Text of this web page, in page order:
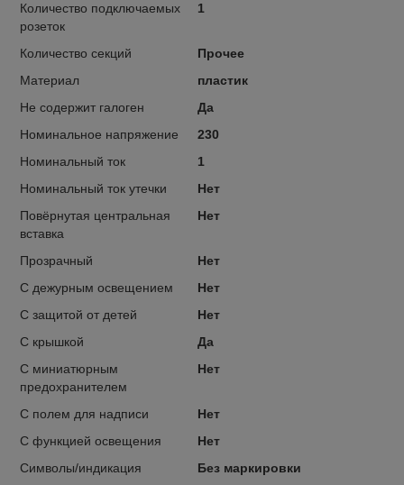
Количество подключаемых
розеток
1
Количество секций
Прочее
Материал
пластик
Не содержит галоген
Да
Номинальное напряжение
230
Номинальный ток
1
Номинальный ток утечки
Нет
Повёрнутая центральная
вставка
Нет
Прозрачный
Нет
С дежурным освещением
Нет
С защитой от детей
Нет
С крышкой
Да
С миниатюрным
предохранителем
Нет
С полем для надписи
Нет
С функцией освещения
Нет
Символы/индикация
Без маркировки